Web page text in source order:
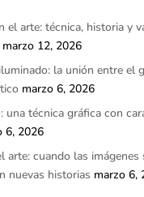
el arte: técnica, historia y
marzo 12, 2026
la unión entre el
marzo 6, 2026
una técnica gráfica con
6, 2026
arte: cuando las imágenes
nuevas historias marzo 6,